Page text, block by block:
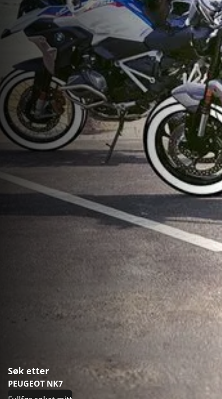
Søk etter
PEUGEOT NK7